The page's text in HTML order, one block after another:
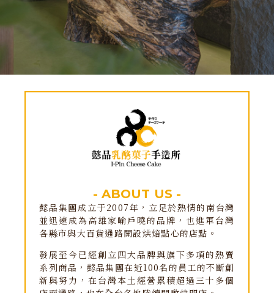
- ABOUT US -
懿品集團成立于2007年，立足於熱情的南台灣
並迅速成為高雄家喻戶曉的品牌，也進軍台灣
各縣市與大百貨通路開設烘焙點心的店點。
發展至今已經創立四大品牌與旗下多項的熱賣
系列商品，懿品集團在近100名的員工的不斷創
新與努力，在台灣本土經營累積超過三十多個